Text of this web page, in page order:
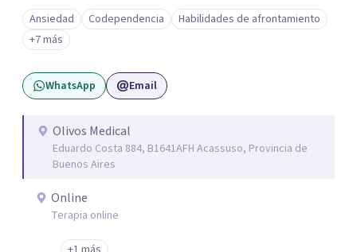
una vida más auténtica comienza cuando nos animamos
a mirar hacia adentro y a reconocer las raíces de lo que
sentimos.
Ansiedad Codependencia
Habilidades de afrontamiento
+7 más
WhatsApp Email
Olivos Medical
Eduardo Costa 884, B1641AFH Acassuso, Provincia de
Buenos Aires
Online
Terapia online